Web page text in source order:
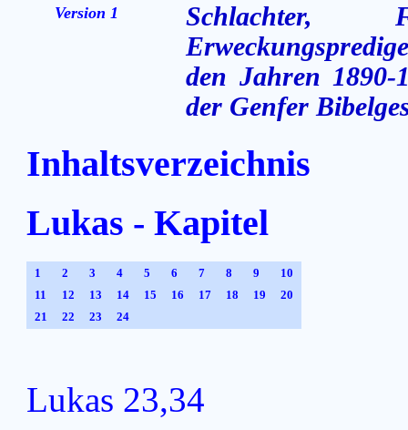
Version 1
Schlachter,
den Jahren 1890-
der Genfer
Inhaltsverzeichnis
Lukas - Kapitel
1 2 3 4 5 6 7 8 9
10
11
12 13 14 15 16 17 18 19
20
21
22 23 24
Lukas 23,34